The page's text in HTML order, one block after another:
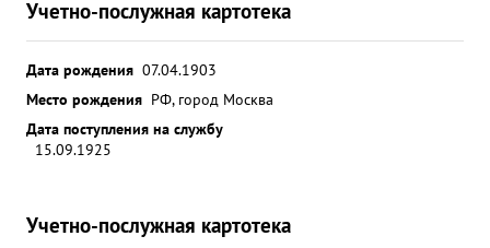
Учетно-послужная картотека
Дата рождения 07.04.1903
Место рождения РФ, город Москва
Дата поступления на службу
15.09.1925
Учетно-послужная картотека